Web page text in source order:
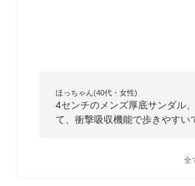
ほっちゃん(40代・女性)
4センチのメンズ厚底サンダル
て、衝撃吸収機能で歩きやすい
全